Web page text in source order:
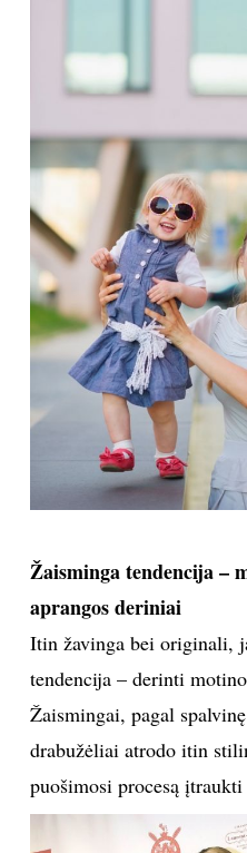
Žaisminga tendencija –
aprangos deriniai
Itin žavinga bei originali,
tendencija – derinti
Žaismingai, pagal
drabužėliai atrodo itin
puošimosi procesą